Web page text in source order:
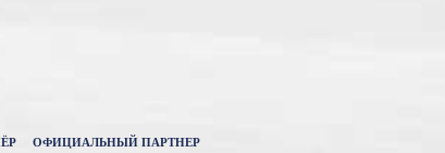
ОФИЦИАЛЬНЫЙ ПАРТНЕР